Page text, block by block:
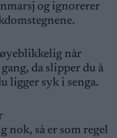
og ignorerer
øyeblikkelig når
da slipper du å
ligger syk i senga.
så er som regel